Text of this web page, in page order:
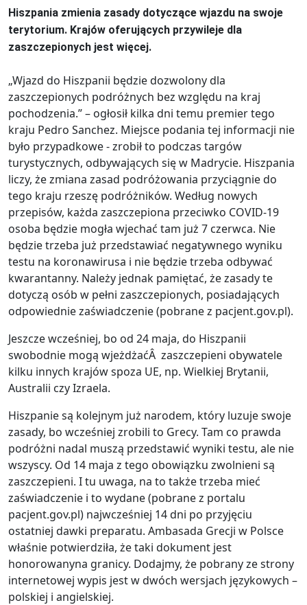
Hiszpania zmienia zasady dotyczące wjazdu na swoje
terytorium. Krajów oferujących przywileje dla
zaszczepionych jest więcej.
„Wjazd do Hiszpanii będzie dozwolony dla
zaszczepionych podróżnych bez względu na kraj
pochodzenia.” – ogłosił kilka dni temu premier tego
kraju Pedro Sanchez. Miejsce podania tej informacji nie
było przypadkowe - zrobił to podczas targów
turystycznych, odbywających się w Madrycie. Hiszpania
liczy, że zmiana zasad podróżowania przyciągnie do
tego kraju rzeszę podróżników. Według nowych
przepisów, każda zaszczepiona przeciwko COVID-19
osoba będzie mogła wjechać tam już 7 czerwca. Nie
będzie trzeba już przedstawiać negatywnego wyniku
testu na koronawirusa i nie będzie trzeba odbywać
kwarantanny. Należy jednak pamiętać, że zasady te
dotyczą osób w pełni zaszczepionych, posiadających
odpowiednie zaświadczenie (pobrane z pacjent.gov.pl).
Jeszcze wcześniej, bo od 24 maja, do Hiszpanii
swobodnie mogą wjeżdżaćÂ zaszczepieni obywatele
kilku innych krajów spoza UE, np. Wielkiej Brytanii,
Australii czy Izraela.
Hiszpanie są kolejnym już narodem, który luzuje swoje
zasady, bo wcześniej zrobili to Grecy. Tam co prawda
podróżni nadal muszą przedstawić wyniki testu, ale nie
wszyscy. Od 14 maja z tego obowiązku zwolnieni są
zaszczepieni. I tu uwaga, na to także trzeba mieć
zaświadczenie i to wydane (pobrane z portalu
pacjent.gov.pl) najwcześniej 14 dni po przyjęciu
ostatniej dawki preparatu. Ambasada Grecji w Polsce
właśnie potwierdziła, że taki dokument jest
honorowanyna granicy. Dodajmy, że pobrany ze strony
internetowej wypis jest w dwóch wersjach językowych –
polskiej i angielskiej.